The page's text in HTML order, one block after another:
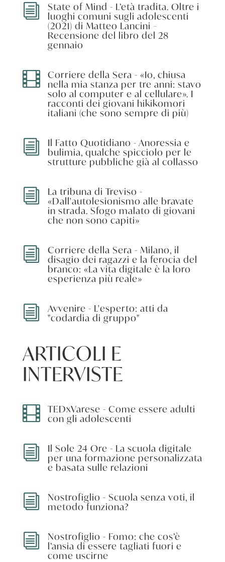
i State of Mind - L’età tradita. Oltre i
luoghi comuni sugli adolescenti
(2021) di Matteo Lancini –
Recensione del libro del 28
gennaio
 Corriere della Sera - «Io, chiusa
nella mia stanza per tre anni: stavo
solo al computer e al cellulare». I
racconti dei giovani hikikomori
italiani (che sono sempre di più)
i Il Fatto Quotidiano - Anoressia e
bulimia, qualche spicciolo per le
strutture pubbliche già al collasso
i La tribuna di Treviso -
«Dall'autolesionismo alle bravate
in strada. Sfogo malato di giovani
che non sono capiti»
i Corriere della Sera - Milano, il
disagio dei ragazzi e la ferocia del
branco: «La vita digitale è la loro
esperienza più reale»
i Avvenire - L'esperto: atti da
"codardia di gruppo"
ARTICOLI E
INTERVISTE
 TEDxVarese - Come essere adulti
con gli adolescenti
i Il Sole 24 Ore - La scuola digitale
per una formazione personalizzata
e basata sulle relazioni
i Nostrofiglio - Scuola senza voti, il
metodo funziona?
i Nostrofiglio - Fomo: che cos’è
l’ansia di essere tagliati fuori e
come uscirne